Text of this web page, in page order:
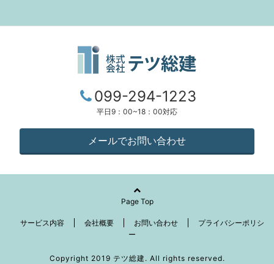
099-294-1223
平日9：00~18：00対応
メールでお問い合わせ
Page Top
サービス内容 会社概要 お問い合わせ
プライバシーポリシ
ー
Copyright 2019 テツ総建. All rights reserved.